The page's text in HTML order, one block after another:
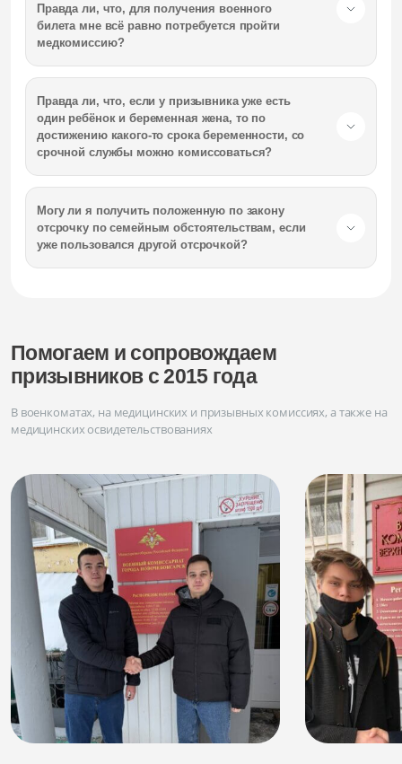
Правда ли, что, для получения военного
билета мне всё равно потребуется пройти
медкомиссию?
Правда ли, что, если у призывника уже есть
один ребёнок и беременная жена, то по
достижению какого-то срока беременности, со
срочной службы можно комиссоваться?
Могу ли я получить положенную по закону
отсрочку по семейным обстоятельствам, если
уже пользовался другой отсрочкой?
Помогаем и сопровождаем
призывников с 2015 года
В военкоматах, на медицинских и призывных комиссиях, а также на
медицинских освидетельствованиях